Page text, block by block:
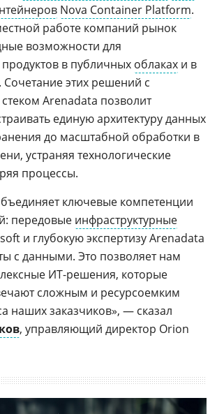
Nova Container Platform.
работе компаний рынок
возможности для
в публичных облаках и в
. Сочетание этих решений с
Arenadata позволит
единую архитектуру данных
до масштабной обработки в
устраняя технологические
процессы.
ключевые компетенции
передовые инфраструктурные
и глубокую экспертизу Arenadata
с данными. Это позволяет нам
ИТ-решения, которые
сложным и ресурсоемким
наших заказчиков», ­— сказал
, управляющий директор Orion